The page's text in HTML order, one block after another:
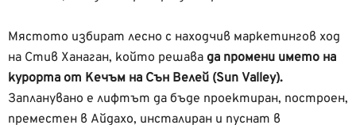
Мястото избират лесно с находчив маркетингов ход
на Стив Ханаган, който решава да промени името на
курорта от Кечъм на Сън Велей (Sun Valley).
Запланувано е лифтът да бъде проектиран, построен,
преместен в Айдахо, инсталиран и пуснат в